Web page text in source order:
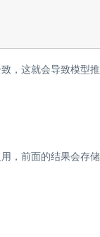
，这就会导致模型推
，前面的结果会存